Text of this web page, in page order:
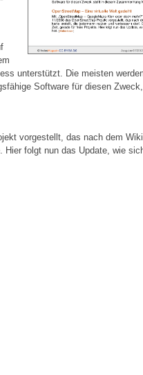
unterstützt. Die meisten
Software für diesen
vorgestellt, das nach dem
folgt nun das Update, wie